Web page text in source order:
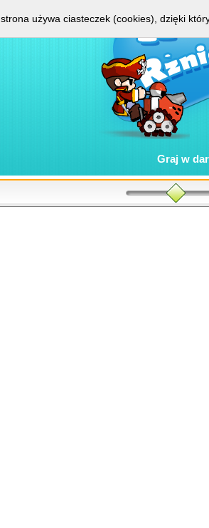
Graj w
używa ciasteczek (cookies), dzięki